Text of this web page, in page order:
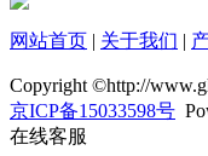
网站首页 | 关于我们 |
Copyright ©http://
京ICP备15033598号
在线客服